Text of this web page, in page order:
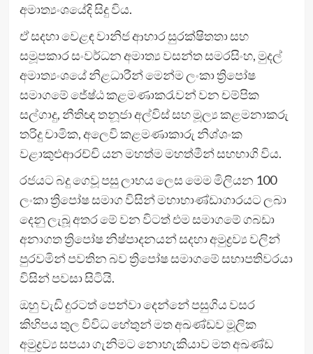
අමාත්‍යංශයේදි සිදු විය.
ඒ සදහා වෙළඳ වානිජ ආහාර සුරක්ෂිතතා සහ
සමූපකාර සංවර්ධන අමාත්‍ය වසන්ත සමරසිංහ, මුදල්
අමාත්‍යංශයේ නිළධාරීන් මෙන්ම ලංකා ත්‍රිපෝෂ
සමාගමේ ජේෂ්ඨ ⁣කළමණාකරැවන් වන චම්පික
සල්ගාදු, නීතිඥ තනූජා අල්විස් සහ මූල්‍ය කළමනාකරු
තරිදු චාමික, අලෙවි කළමණාකාරු නිශ්ශංක
වළාකුළුආරච්චි යන මහත්ම මහත්මීන් සහභාගි විය.
රජයට බදු ගෙවූ පසු ලාභය ලෙස ⁣මෙම මිලියන 100
ලංකා ත්‍රිපෝෂ සමාග විසින් මහාභාණ්ඩාගාරයට ලබා
දෙනු ලැබූ අතර මේ වන විටත් එම සමාගමේ ගබඩා
අනාගත ත්‍රිපෝෂ නිෂ්පාදනයන් සදහා අමුද්‍රව්‍ය වලින්
පුරවමින් පවතින බව ත්‍රිපෝෂ සමාගමේ සභාපතිවරයා
විසින් පවසා සිටියි.
ඔහු වැඩි දුරටත් පෙන්වා දෙන්නේ පසුගිය වසර
කිහිපය තුල විවිධ හේතුන් මත අඛණ්ඩව මූලික
අමුද්‍රව්‍ය සපයා ගැනිමට නොහැකියාව මත අඛණ්ඩ